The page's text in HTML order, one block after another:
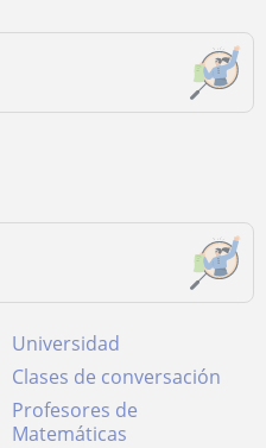
Universidad
Clases de conversación
Profesores de
Matemáticas